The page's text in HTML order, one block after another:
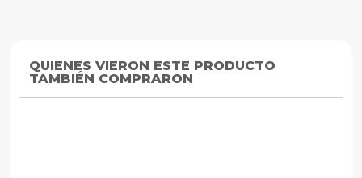
QUIENES VIERON ESTE PRODUCTO
TAMBIÉN COMPRARON